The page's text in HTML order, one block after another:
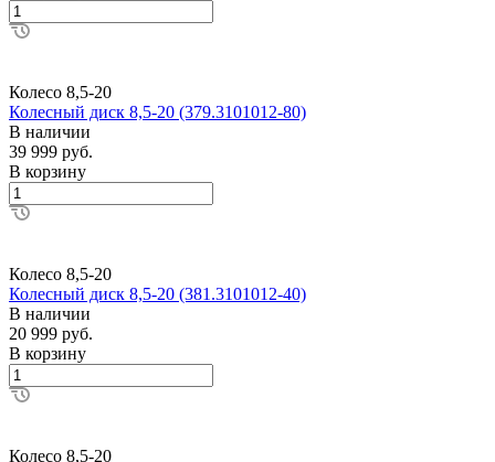
Колесо 8,5-20
Колесный диск 8,5-20 (379.3101012-80)
В наличии
39 999 руб.
В корзину
Колесо 8,5-20
Колесный диск 8,5-20 (381.3101012-40)
В наличии
20 999 руб.
В корзину
Колесо 8,5-20